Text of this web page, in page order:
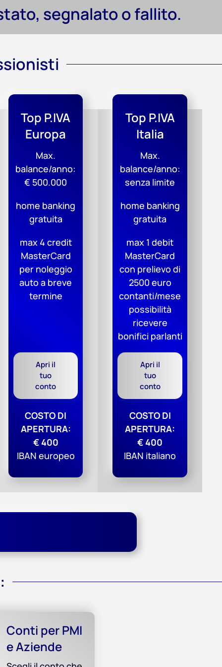
segnalato o fallito.
Top P.IVA
Europa
Max.
balance/anno:
€ 500.000
home banking
gratuita
max 4 credit
MasterCard
per noleggio
auto a breve
termine
Apri il
tuo
conto
COSTO DI
APERTURA:
€ 400
IBAN europeo
Top P.IVA
Italia
Max.
balance/anno:
senza limite
home banking
gratuita
max 1 debit
MasterCard
con prelievo di
2500 euro
contanti/mese
possibilità
ricevere
bonifici parlanti
Apri il
tuo
conto
COSTO DI
APERTURA:
€ 400
IBAN italiano
Conti per PMI
e Aziende